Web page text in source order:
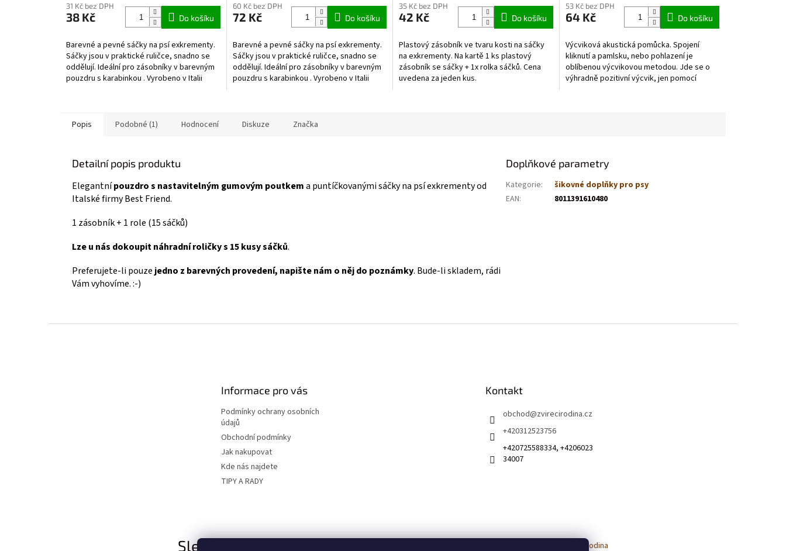
31 Kč bez DPH
38 Kč Do košíku
Barevné a pevné sáčky na psí exkrementy.
Sáčky jsou v praktické ruličce, snadno se
oddělují. Ideální pro zásobníky v barevným
pouzdru s karabinkou . Vyrobeno v Italii
60 Kč bez DPH
72 Kč Do košíku
Barevné a pevné sáčky na psí exkrementy.
Sáčky jsou v praktické ruličce, snadno se
oddělují. Ideální pro zásobníky v barevným
pouzdru s karabinkou . Vyrobeno v Italii
35 Kč bez DPH
42 Kč Do košíku
Plastový zásobník ve tvaru kosti na sáčky
na exkrementy. Na kartě 1 ks plastový
zásobník se sáčky + 1x rolka sáčků. Cena
uvedena za jeden kus.
53 Kč bez DPH
64 Kč Do košíku
Výcviková akustická pomůcka. Spojení
kliknutí a pamlsku, nebo pohlazení je
oblíbenou výcvikovou metodou. Jde se o
výhradně pozitivní výcvik, jen pomocí
Popis Podobné (1) Hodnocení Diskuze Značka
Detailní popis produktu
Elegantnípouzdro s nastavitelným gumovým poutkema puntíčkovanými sáčky na psí exkrementy od
Italské firmy Best Friend.
1 zásobník + 1 role (15 sáčků)
Lze u nás dokoupit náhradní roličky s 15 kusy sáčků.
Preferujete-li pouze jedno z barevných provedení, napište nám o něj do poznámky. Bude-li skladem, rádi
Vám vyhovíme. :-)
Doplňkové parametry
Kategorie:
šikovné doplňky pro psy
EAN: 8011391610480
Informace pro vás
Podmínky ochrany osobních
údajů
Obchodní podmínky
Jak nakupovat
Kde nás najdete
TIPY A RADY
Kontakt
obchod@zvirecirodina.cz
+420312523756
+420725588334, +4206023
34007
Sledujte nás na sociálních sítích